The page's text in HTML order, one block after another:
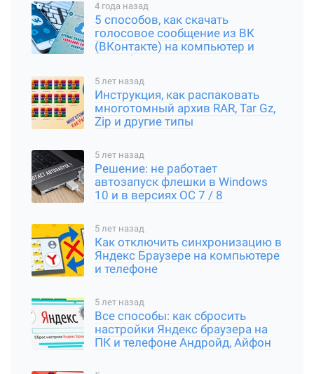
4 года назад
5 способов, как скачать
голосовое сообщение из ВК
(ВКонтакте) на компьютер и
смартфон
5 лет назад
Инструкция, как распаковать
многотомный архив RAR, Tar Gz,
Zip и другие типы
5 лет назад
Решение: не работает
автозапуск флешки в Windows
10 и в версиях ОС 7 / 8
5 лет назад
Как отключить синхронизацию в
Яндекс Браузере на компьютере
и телефоне
5 лет назад
Все способы: как сбросить
настройки Яндекс браузера на
ПК и телефоне Андройд, Айфон